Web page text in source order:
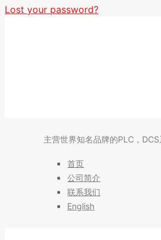
Lost your password?
主营世界知名品牌的PLC，
首页
公司简介
联系我们
English